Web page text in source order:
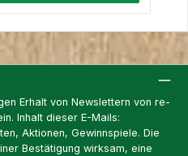
Erhalt von Newslettern von re-
Inhalt dieser E-Mails:
Aktionen, Gewinnspiele. Die
Bestätigung wirksam, eine